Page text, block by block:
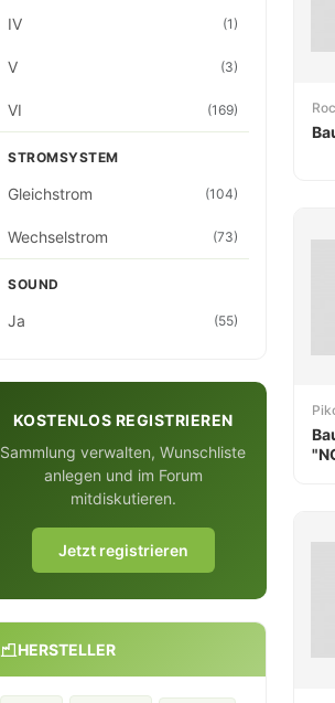
IV (1)
V (3)
VI (169)
STROMSYSTEM
Gleichstrom (104)
Wechselstrom (73)
SOUND
Ja (55)
KOSTENLOS REGISTRIEREN
Sammlung verwalten, Wunschliste
anlegen und im Forum
mitdiskutieren.
Jetzt registrieren
HERSTELLER